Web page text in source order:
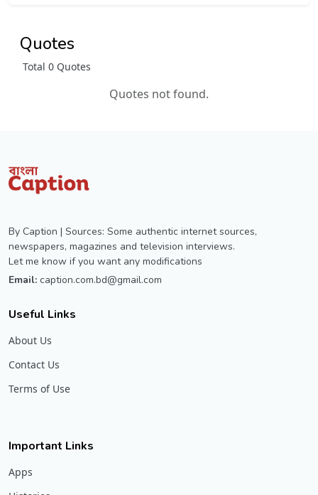
Quotes
Total 0 Quotes
Quotes not found.
By Caption | Sources: Some authentic internet sources,
newspapers, magazines and television interviews.
Let me know if you want any modifications
Email: caption.com.bd@gmail.com
Useful Links
About Us
Contact Us
Terms of Use
Important Links
Apps